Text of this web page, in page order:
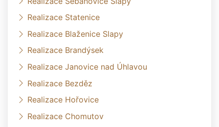
Realizace Statenice
Realizace Blaženice Slapy
Realizace Brandýsek
Realizace Janovice nad Úhlavou
Realizace Bezděz
Realizace Hořovice
Realizace Chomutov